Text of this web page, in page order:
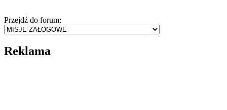
Przejdź do forum:
Reklama